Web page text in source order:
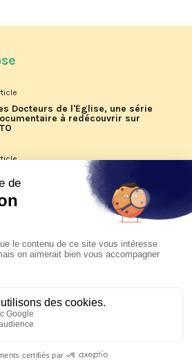
Docteurs de l'Église, une série
à redécouvrir sur
reportages d'été 2026 de KTO
visite pastorale du pape Léon
à Assise à suivre sur KTO le
6 août
pape en Uruguay, Argentine et
du 6 au 17 novembre 2026